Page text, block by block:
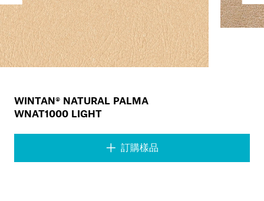
WINTAN® NATURAL PALMA
WNAT1000 LIGHT
訂購樣品